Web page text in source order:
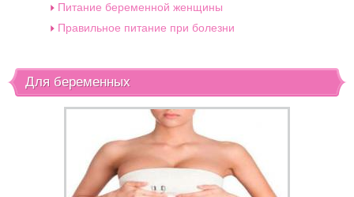
Питание беременной женщины
Правильное питание при болезни
Для беременных